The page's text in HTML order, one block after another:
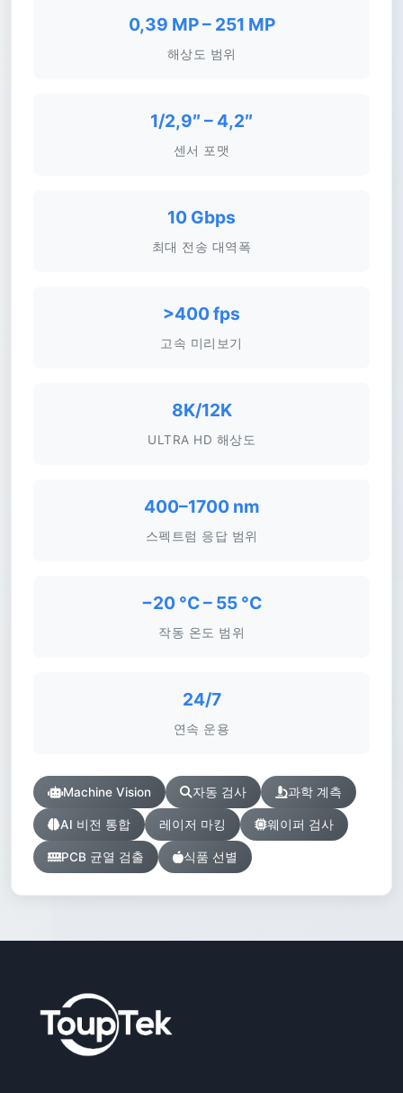
0,39 MP – 251 MP
해상도 범위
1/2,9″ – 4,2″
센서 포맷
10 Gbps
최대 전송 대역폭
>400 fps
고속 미리보기
8K/12K
ULTRA HD 해상도
400–1700 nm
스펙트럼 응답 범위
−20 °C – 55 °C
작동 온도 범위
24/7
연속 운용
Machine Vision 자동 검사 과학 계측
AI 비전 통합 레이저 마킹 웨이퍼 검사
PCB 균열 검출 식품 선별